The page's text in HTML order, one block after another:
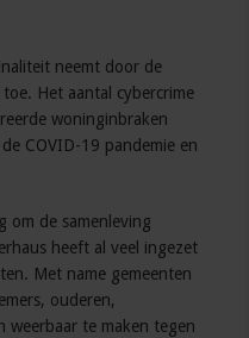
neemt door de
Het aantal cybercrime
woninginbraken
COVID-19 pandemie en
om de samenleving
heeft al veel ingezet
Met name gemeenten
ouderen,
weerbaar te maken tegen